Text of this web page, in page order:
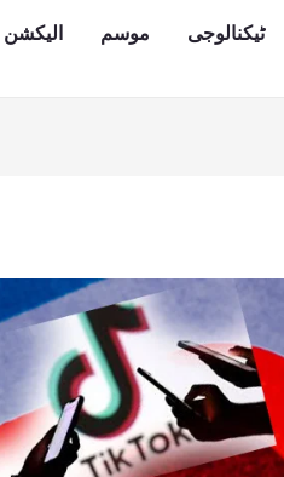
ٹیکنالوجی موسم
الیکشن